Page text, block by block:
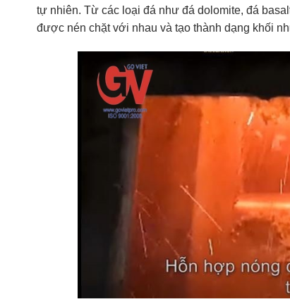
tự nhiên. Từ các loại đá như đá dolomite, đá
được nén chặt với nhau và tạo thành dạng khối